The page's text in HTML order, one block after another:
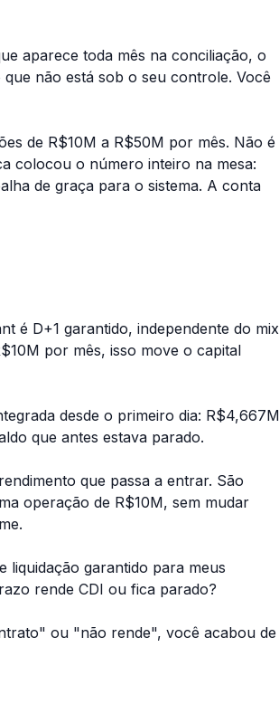
aparece toda mês na conciliação, o
não está sob o seu controle. Você
de R$10M a R$50M por mês. Não é
colocou o número inteiro na mesa:
de graça para o sistema. A conta
é D+1 garantido, independente do mix
por mês, isso move o capital
desde o primeiro dia: R$4,667M
que antes estava parado.
que passa a entrar. São
operação de R$10M, sem mudar
liquidação garantido para meus
rende CDI ou fica parado?
ou "não rende", você acabou de